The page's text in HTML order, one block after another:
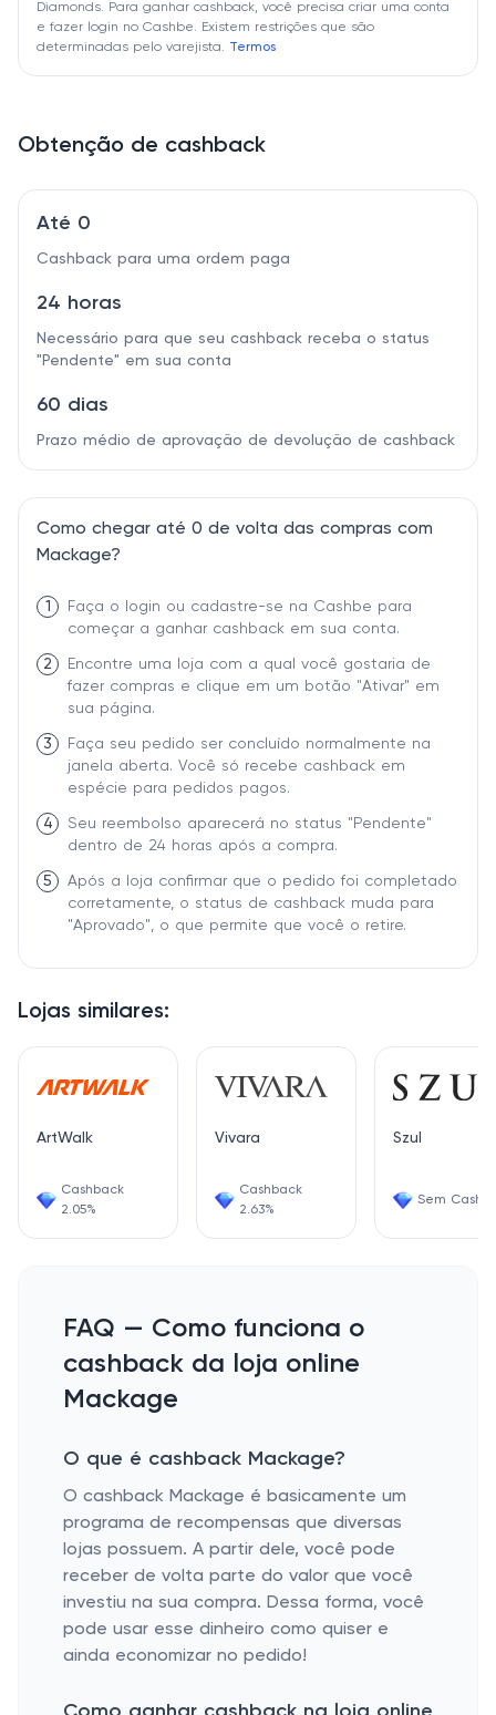
Lojas similares:
ArtWalk
Cashback
2.05%
Vivara
Cashback
2.63%
Szul
Sem
Diamonds. Para ganhar cashback, você precisa criar uma conta
e fazer login no Cashbe. Existem restrições que são
determinadas pelo varejista. Termos
Obtenção de cashback
Até 0
Cashback para uma ordem paga
24 horas
Necessário para que seu cashback receba o status
"Pendente" em sua conta
60 dias
Prazo médio de aprovação de devolução de cashback
Como chegar até 0 de volta das compras com
Mackage?
1
Faça o login ou cadastre-se na Cashbe para
começar a ganhar cashback em sua conta.
2
Encontre uma loja com a qual você gostaria de
fazer compras e clique em um botão "Ativar" em
sua página.
3
Faça seu pedido ser concluído normalmente na
janela aberta. Você só recebe cashback em
espécie para pedidos pagos.
4
Seu reembolso aparecerá no status "Pendente"
dentro de 24 horas após a compra.
5
Após a loja confirmar que o pedido foi completado
corretamente, o status de cashback muda para
"Aprovado", o que permite que você o retire.
FAQ — Como funciona o
cashback da loja online
Mackage
O que é cashback Mackage?
O cashback Mackage é basicamente um
programa de recompensas que diversas
lojas possuem. A partir dele, você pode
receber de volta parte do valor que você
investiu na sua compra. Dessa forma, você
pode usar esse dinheiro como quiser e
ainda economizar no pedido!